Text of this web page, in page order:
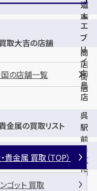
尾
道
店
道
本
通
り
商
店
街
店
エ
ブ
リ
イ
向
島
店
呉
駅
前
店
呉
広
店
買取大吉の店舗
の店舗一覧
金属の買取リスト
貴金属 買取（TOP）
ゴット 買取